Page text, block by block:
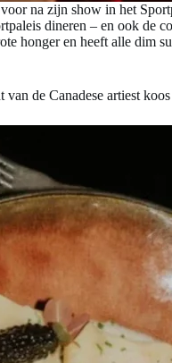
na zijn show in het
dineren – en ook de
en heeft alle dim
de Canadese artiest